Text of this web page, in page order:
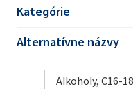
Kategórie
Alternatívne názvy
Alkoholy, C16-